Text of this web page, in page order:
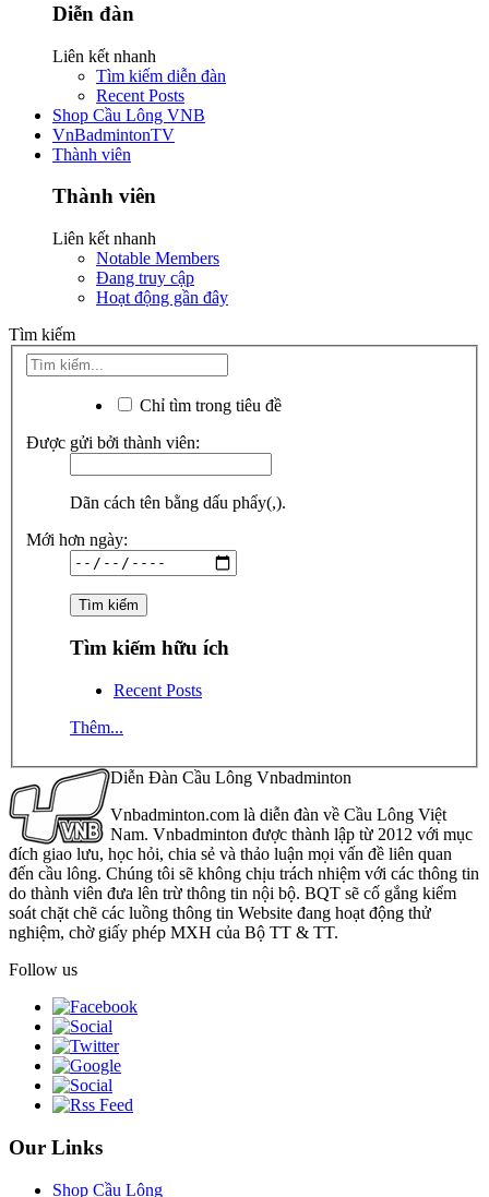
Diễn đàn
Liên kết nhanh
Tìm kiếm diễn đàn
Recent Posts
Shop Cầu Lông VNB
VnBadmintonTV
Thành viên
Thành viên
Liên kết nhanh
Notable Members
Đang truy cập
Hoạt động gần đây
Tìm kiếm
Chỉ tìm trong tiêu đề
Được gửi bởi thành viên:
Dãn cách tên bằng dấu phẩy(,).
Mới hơn ngày:
Tìm kiếm hữu ích
Recent Posts
Thêm...
Diễn Đàn Cầu Lông Vnbadminton
Vnbadminton.com là diễn đàn về Cầu Lông Việt
Nam. Vnbadminton được thành lập từ 2012 với mục
đích giao lưu, học hỏi, chia sẻ và thảo luận mọi vấn đề liên quan
đến cầu lông. Chúng tôi sẽ không chịu trách nhiệm với các thông tin
do thành viên đưa lên trừ thông tin nội bộ. BQT sẽ cố gắng kiểm
soát chặt chẽ các luồng thông tin Website đang hoạt động thử
nghiệm, chờ giấy phép MXH của Bộ TT & TT.
Follow us
Our Links
Shop Cầu Lông